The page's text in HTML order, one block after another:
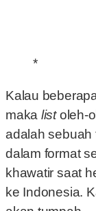
*
Kalau
maka listoleh-
adalah sebuah
dalam format
khawatir saat
ke Indonesia.